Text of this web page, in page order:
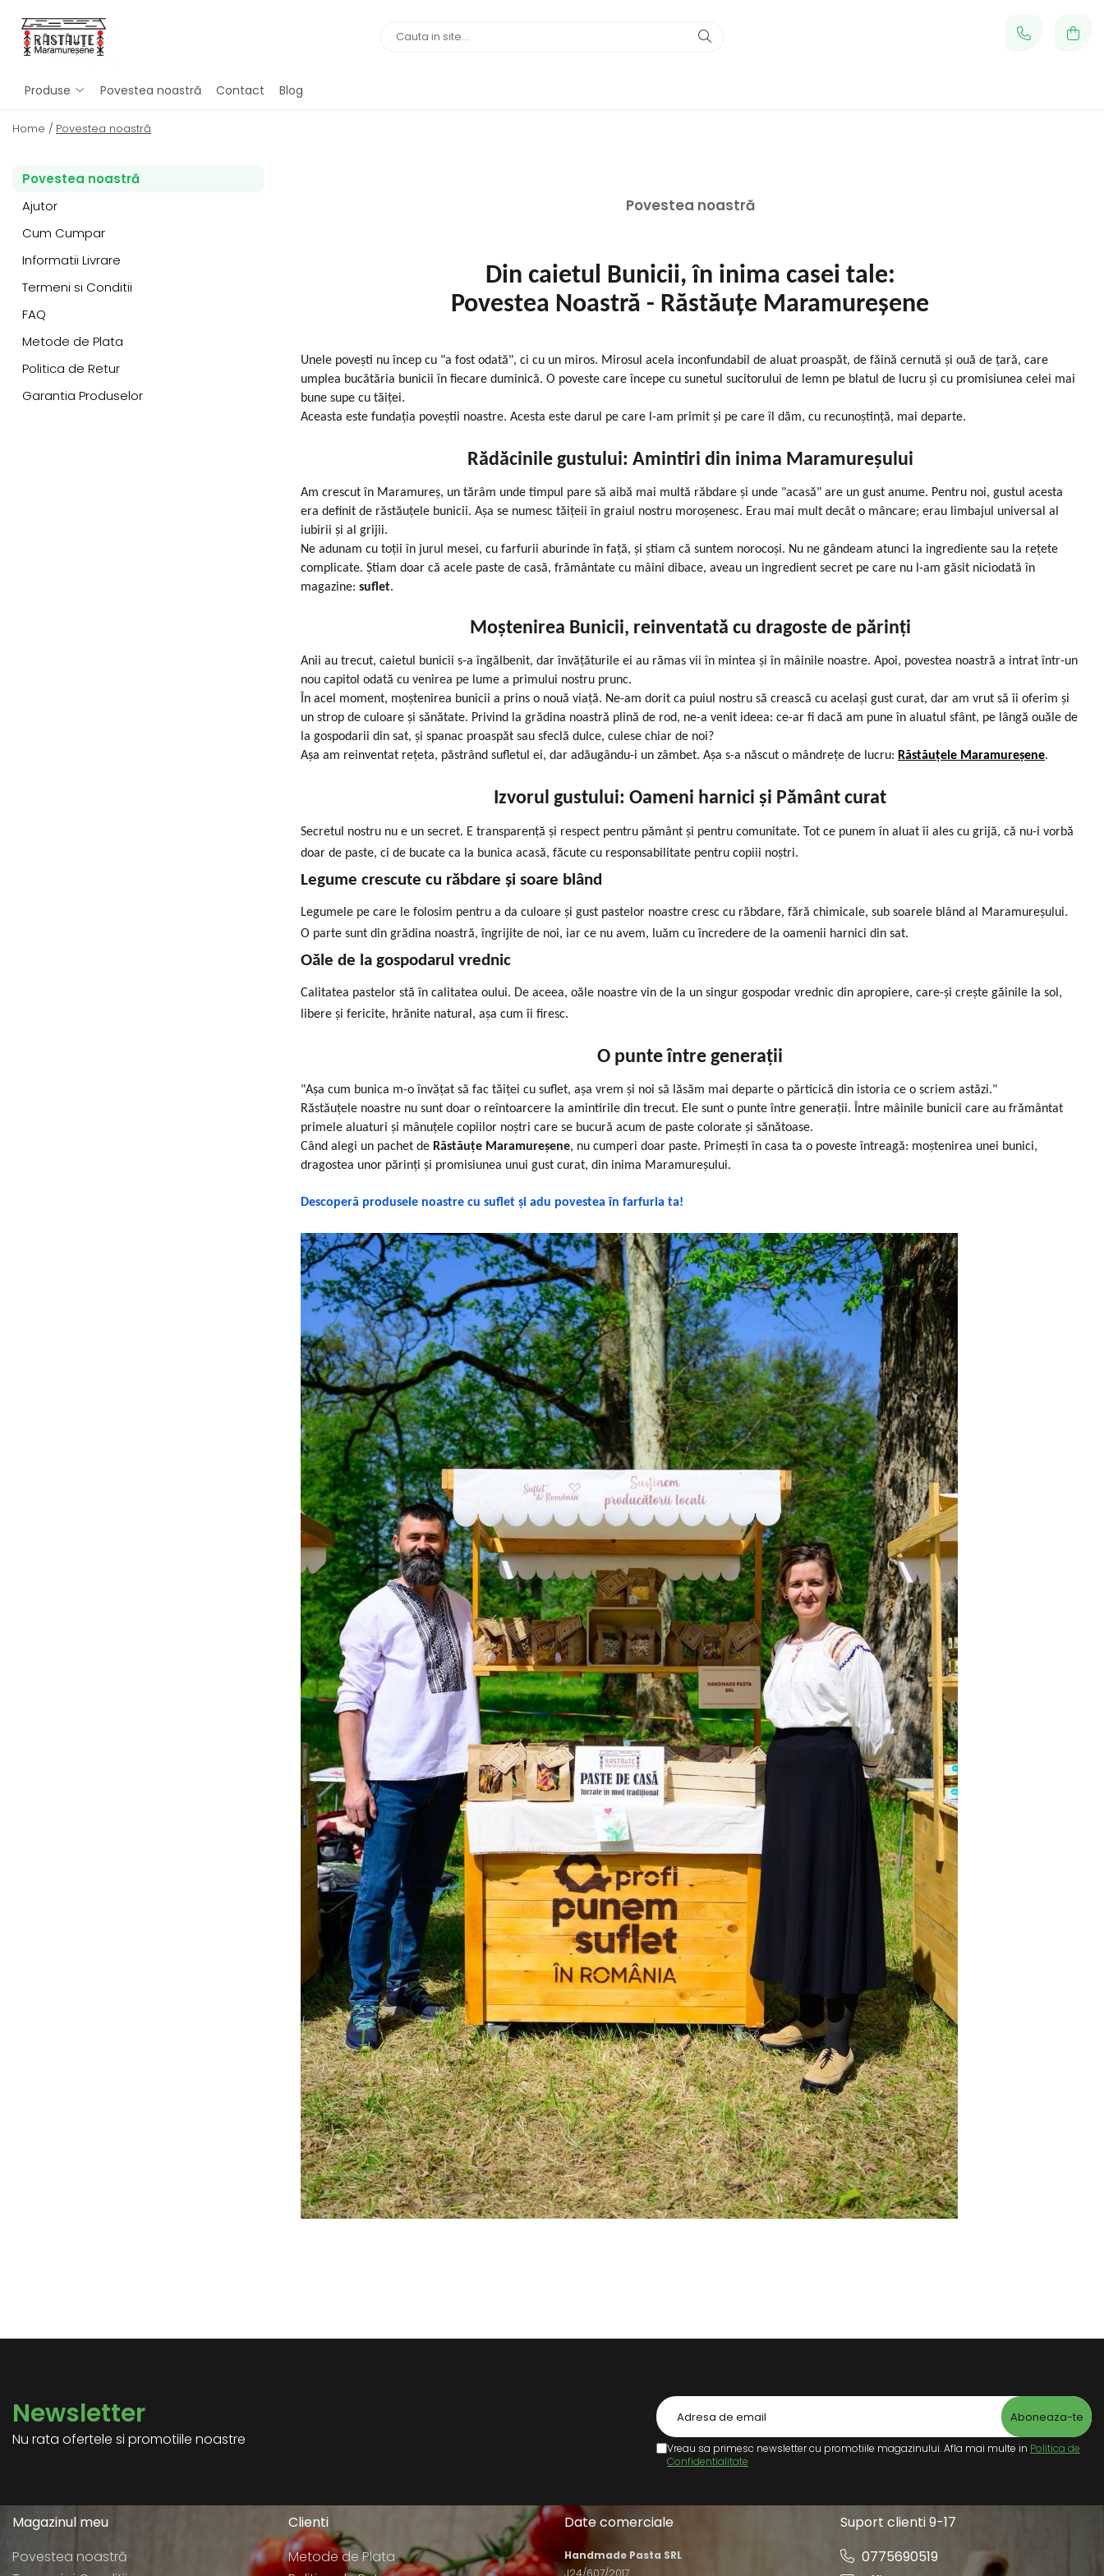
Produse
Sosuri Paste
Pachete cadou
Produse Povestea noastră Contact Blog
Home / Povestea noastră
Povestea noastră
Din caietul Bunicii, în inima casei tale:
Povestea Noastră - Răstăuțe Maramureșene
Unele povești nu încep cu "a fost odată", ci cu un miros. Mirosul acela inconfundabil de aluat proaspăt, de făină cernută și ouă de țară, care
umplea bucătăria bunicii în fiecare duminică. O poveste care începe cu sunetul sucitorului de lemn pe blatul de lucru și cu promisiunea celei mai
bune supe cu tăiței.
Aceasta este fundația poveștii noastre. Acesta este darul pe care l-am primit și pe care îl dăm, cu recunoștință, mai departe.
Rădăcinile gustului: Amintiri din inima Maramureșului
Am crescut în Maramureș, un tărâm unde timpul pare să aibă mai multă răbdare și unde "acasă" are un gust anume. Pentru noi, gustul acesta
era definit de răstăuțele bunicii. Așa se numesc tăițeii în graiul nostru moroșenesc. Erau mai mult decât o mâncare; erau limbajul universal al
iubirii și al grijii.
Ne adunam cu toții în jurul mesei, cu farfurii aburinde în față, și știam că suntem norocoși. Nu ne gândeam atunci la ingrediente sau la rețete
complicate. Știam doar că acele paste de casă, frământate cu mâini dibace, aveau un ingredient secret pe care nu l-am găsit niciodată în
magazine: suflet.
Moștenirea Bunicii, reinventată cu dragoste de părinți
Anii au trecut, caietul bunicii s-a îngălbenit, dar învățăturile ei au rămas vii în mintea și în mâinile noastre. Apoi, povestea noastră a intrat într-un
nou capitol odată cu venirea pe lume a primului nostru prunc.
În acel moment, moștenirea bunicii a prins o nouă viață. Ne-am dorit ca puiul nostru să crească cu același gust curat, dar am vrut să îi oferim și
un strop de culoare și sănătate. Privind la grădina noastră plină de rod, ne-a venit ideea: ce-ar fi dacă am pune în aluatul sfânt, pe lângă ouăle de
la gospodarii din sat, și spanac proaspăt sau sfeclă dulce, culese chiar de noi?
Așa am reinventat rețeta, păstrând sufletul ei, dar adăugându-i un zâmbet. Așa s-a născut o mândrețe de lucru: Răstăuțele Maramureșene.
Izvorul gustului: Oameni harnici și Pământ curat
Secretul nostru nu e un secret. E transparență și respect pentru pământ și pentru comunitate. Tot ce punem în aluat îi ales cu grijă, că nu-i vorbă
doar de paste, ci de bucate ca la bunica acasă, făcute cu responsabilitate pentru copiii noștri.
Legume crescute cu răbdare și soare blând
Legumele pe care le folosim pentru a da culoare și gust pastelor noastre cresc cu răbdare, fără chimicale, sub soarele blând al Maramureșului.
O parte sunt din grădina noastră, îngrijite de noi, iar ce nu avem, luăm cu încredere de la oamenii harnici din sat.
Oăle de la gospodarul vrednic
Calitatea pastelor stă în calitatea oului. De aceea, oăle noastre vin de la un singur gospodar vrednic din apropiere, care-și crește găinile la sol,
libere și fericite, hrănite natural, așa cum îi firesc.
O punte între generații
"Așa cum bunica m-o învățat să fac tăiței cu suflet, așa vrem și noi să lăsăm mai departe o părticică din istoria ce o scriem astăzi."
Răstăuțele noastre nu sunt doar o reîntoarcere la amintirile din trecut. Ele sunt o punte între generații. Între mâinile bunicii care au frământat
primele aluaturi și mânuțele copiilor noștri care se bucură acum de paste colorate și sănătoase.
Când alegi un pachet de Răstăuțe Maramureșene, nu cumperi doar paste. Primești în casa ta o poveste întreagă: moștenirea unei bunici,
dragostea unor părinți și promisiunea unui gust curat, din inima Maramureșului.
Descoperă produsele noastre cu suflet și adu povestea în farfuria ta!
Povestea noastră
Ajutor
Cum Cumpar
Informatii Livrare
Termeni si Conditii
FAQ
Metode de Plata
Politica de Retur
Garantia Produselor
Newsletter
Nu rata ofertele si promotiile noastre Vreau sa primesc newsletter cu promotiile magazinului. Afla mai multe in Politica de
Confidentialitate
Magazinul meu
Povestea noastră
Clienti
Metode de Plata
Date comerciale
Handmade Pasta SRL
J24/607/2017
Suport clienti9-17
0775690519